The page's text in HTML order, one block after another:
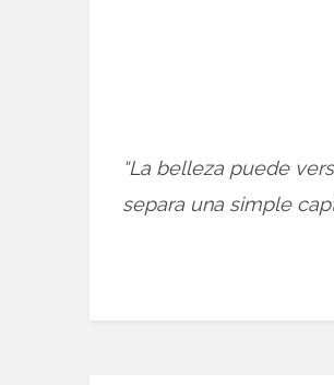
“La belleza puede
separa una simple